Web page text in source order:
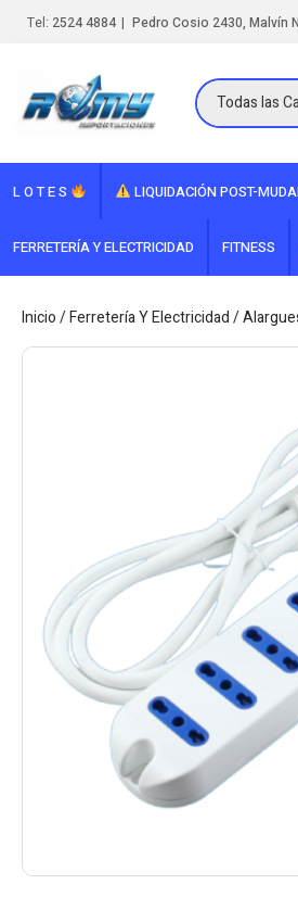
Tel: 2524 4884 | Pedro Cosio 2430, Malvín
L O T E S LIQUIDACIÓN POST-
FERRETERÍA Y ELECTRICIDAD FITNESS
Inicio/Ferretería Y Electricidad/